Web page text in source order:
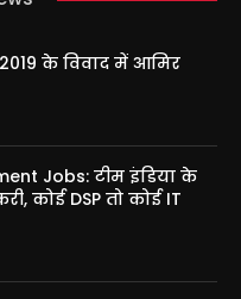
के विवाद में आमिर
Jobs: टीम इंडिया के
कोई DSP तो कोई IT